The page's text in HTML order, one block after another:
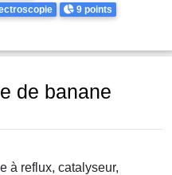
Points
9 points
de banane
à reflux, catalyseur,